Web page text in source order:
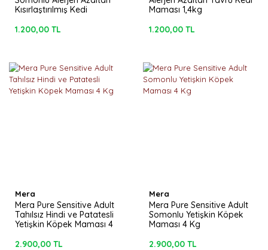
Kısırlaştırılmış Kedi
1.200,00 TL
Maması 1,4kg
1.200,00 TL
Mera
Mera Pure Sensitive Adult
Tahılsız Hindi ve Patatesli
Yetişkin Köpek Maması 4
2.900,00 TL
Mera
Mera Pure Sensitive Adult
Somonlu Yetişkin Köpek
Maması 4 Kg
2.900,00 TL